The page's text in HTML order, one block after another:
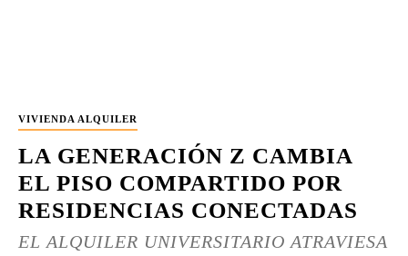
VIVIENDA ALQUILER
LA GENERACIÓN Z CAMBIA
EL PISO COMPARTIDO POR
RESIDENCIAS CONECTADAS
EL ALQUILER UNIVERSITARIO ATRAVIESA